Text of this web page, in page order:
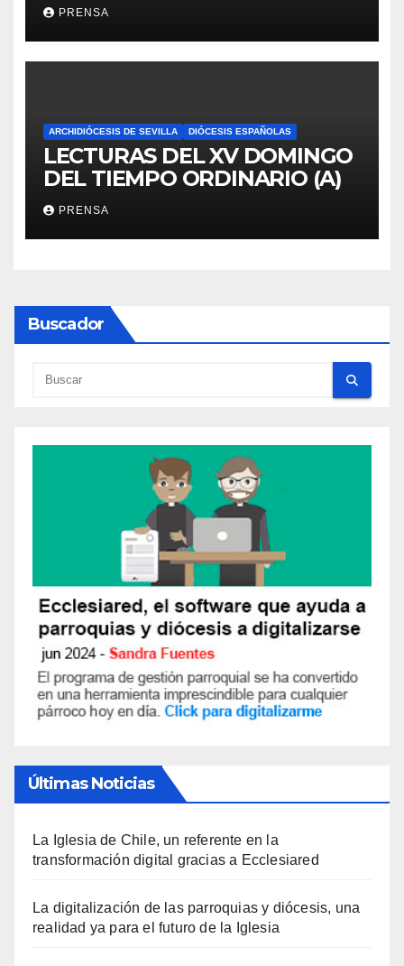
PRENSA
ARCHIDIÓCESIS DE SEVILLA DIÓCESIS ESPAÑOLAS
LECTURAS DEL XV DOMINGO
DEL TIEMPO ORDINARIO (A)
PRENSA
Buscador
Últimas Noticias
La Iglesia de Chile, un referente en la
transformación digital gracias a Ecclesiared
La digitalización de las parroquias y diócesis, una
realidad ya para el futuro de la Iglesia